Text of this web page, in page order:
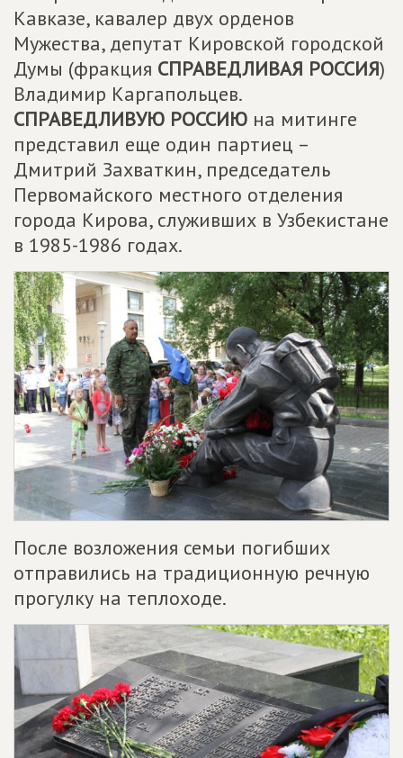
Кавказе, кавалер двух орденов
Мужества, депутат Кировской городской
Думы (фракция СПРАВЕДЛИВАЯ РОССИЯ)
Владимир Каргапольцев.
СПРАВЕДЛИВУЮ РОССИЮ на митинге
представил еще один партиец –
Дмитрий Захваткин, председатель
Первомайского местного отделения
города Кирова, служивших в Узбекистане
в 1985-1986 годах.
После возложения семьи погибших
отправились на традиционную речную
прогулку на теплоходе.